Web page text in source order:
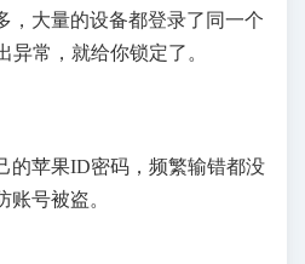
，大量的设备都登录了同一个
常，就给你锁定了。
的苹果ID密码，频繁输错都没
账号被盗。